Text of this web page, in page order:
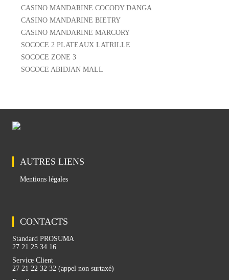
CASINO MANDARINE COCODY DANGA
CASINO MANDARINE BIETRY
CASINO MANDARINE MARCORY
SOCOCE 2 PLATEAUX LATRILLE
SOCOCE ZONE 3
SOCOCE ABIDJAN MALL
AUTRES LIENS
Mentions légales
CONTACTS
Standard PROSUMA
27 21 25 34 16
Service Client
27 21 22 32 32 (appel non surtaxé)